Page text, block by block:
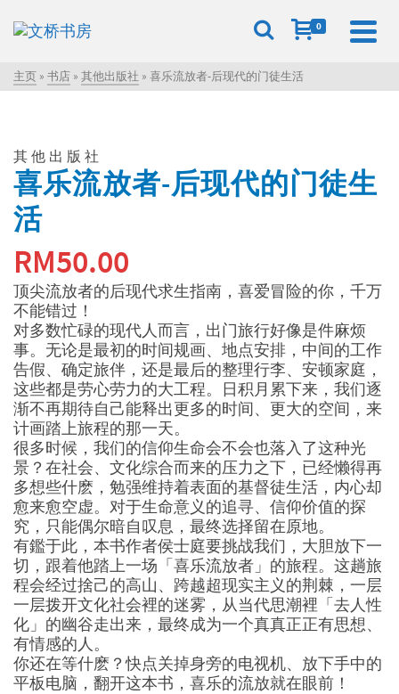
0
主页 » 书店 » 其他出版社 » 喜乐流放者-后现代的门徒生活
其他出版社
喜乐流放者-后现代的门徒生
活
RM50.00
顶尖流放者的后现代求生指南，喜爱冒险的你，千万
不能错过！
对多数忙碌的现代人而言，出门旅行好像是件麻烦
事。无论是最初的时间规画、地点安排，中间的工作
告假、确定旅伴，还是最后的整理行李、安顿家庭，
这些都是劳心劳力的大工程。日积月累下来，我们逐
渐不再期待自己能释出更多的时间、更大的空间，来
计画踏上旅程的那一天。
很多时候，我们的信仰生命会不会也落入了这种光
景？在社会、文化综合而来的压力之下，已经懒得再
多想些什麽，勉强维持着表面的基督徒生活，内心却
愈来愈空虚。对于生命意义的追寻、信仰价值的探
究，只能偶尔暗自叹息，最终选择留在原地。
有鑑于此，本书作者侯士庭要挑战我们，大胆放下一
切，跟着他踏上一场「喜乐流放者」的旅程。这趟旅
程会经过捨己的高山、跨越超现实主义的荆棘，一层
一层拨开文化社会裡的迷雾，从当代思潮裡「去人性
化」的幽谷走出来，最终成为一个真真正正有思想、
有情感的人。
你还在等什麽？快点关掉身旁的电视机、放下手中的
平板电脑，翻开这本书，喜乐的流放就在眼前！